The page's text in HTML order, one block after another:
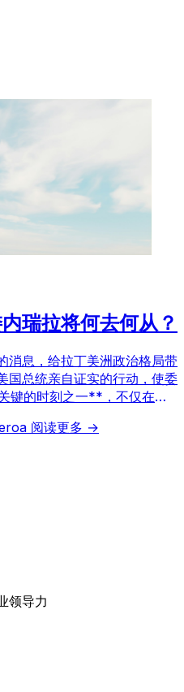
瑞拉将何去何从？
消息，给拉丁美洲政治格局带
国总统亲自证实的行动，使委
键的时刻之一**，不仅在国
大不确定性。
阅读更多 →
领导力